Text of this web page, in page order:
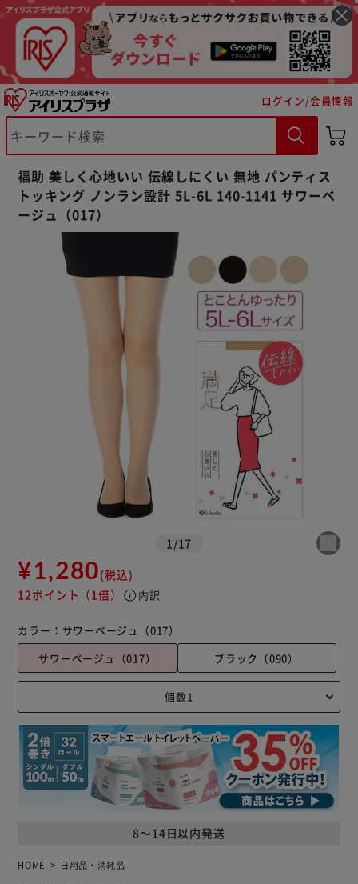
ログイン/会員情報
福助 美しく心地いい 伝線しにくい 無地 パンティス
トッキング ノンラン設計 5L-6L 140-1141 サワーベ
ージュ（017）
1 /17
¥1,280(税込)
12ポイント （1倍） info 内訳
カラー： サワーベージュ（017）
サワーベージュ（017）
ブラック（090）
8～14日以内発送
HOME 日用品・消耗品
カートに入れる 購入手続きへ